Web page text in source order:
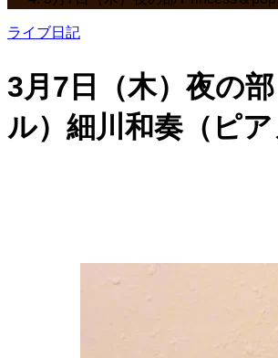
ライブ日記
3月7日（木）夜の
ル）細川和奏（ピ